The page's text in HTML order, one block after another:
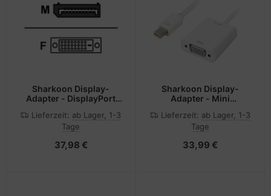
Sharkoon Display-
Adapter - DisplayPort
Lieferzeit: ab Lager, 1-3
Tage
37,98 €
Sharkoon Display-
Adapter - Mini
Lieferzeit: ab Lager, 1-3
Tage
33,99 €